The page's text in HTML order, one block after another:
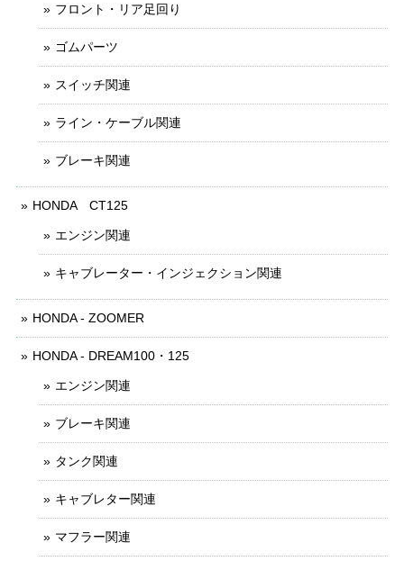
フロント・リア足回り
ゴムパーツ
スイッチ関連
ライン・ケーブル関連
ブレーキ関連
HONDA CT125
エンジン関連
キャブレーター・インジェクション関連
HONDA - ZOOMER
HONDA - DREAM100・125
エンジン関連
ブレーキ関連
タンク関連
キャブレター関連
マフラー関連